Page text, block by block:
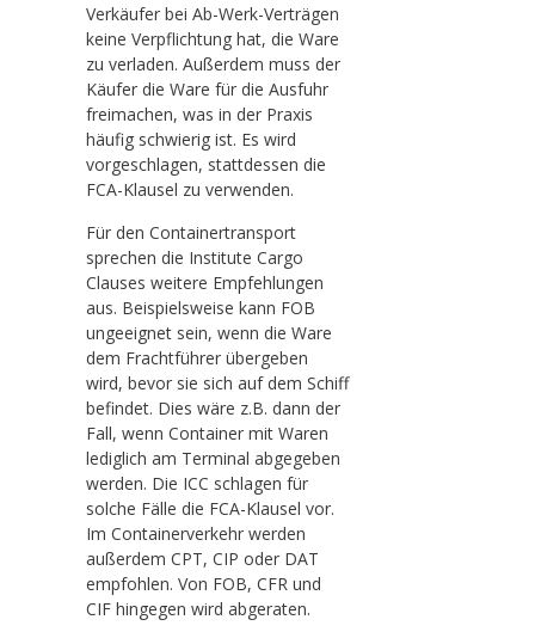
Verkäufer bei Ab-Werk-Verträgen
keine Verpflichtung hat, die Ware
zu verladen. Außerdem muss der
Käufer die Ware für die Ausfuhr
freimachen, was in der Praxis
häufig schwierig ist. Es wird
vorgeschlagen, stattdessen die
FCA-Klausel zu verwenden.
Für den Containertransport
sprechen die Institute Cargo
Clauses weitere Empfehlungen
aus. Beispielsweise kann FOB
ungeeignet sein, wenn die Ware
dem Frachtführer übergeben
wird, bevor sie sich auf dem Schiff
befindet. Dies wäre z.B. dann der
Fall, wenn Container mit Waren
lediglich am Terminal abgegeben
werden. Die ICC schlagen für
solche Fälle die FCA-Klausel vor.
Im Containerverkehr werden
außerdem CPT, CIP oder DAT
empfohlen. Von FOB, CFR und
CIF hingegen wird abgeraten.